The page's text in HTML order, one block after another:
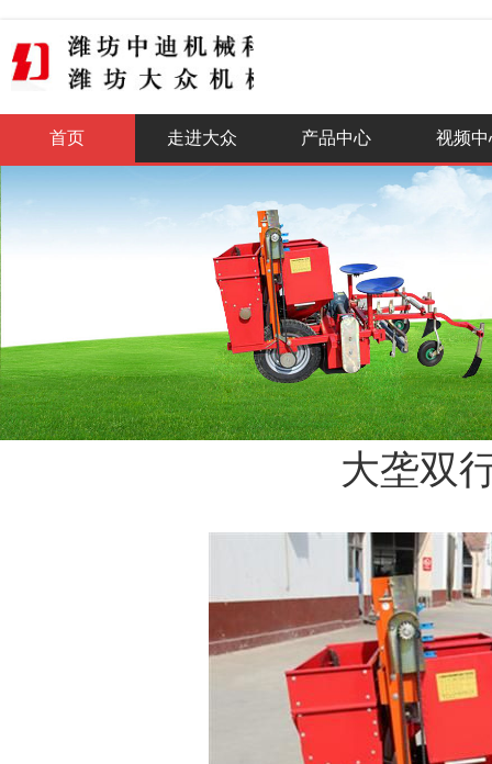
全国咨询热线
400-0515-888
首页 走进大众 产品中心 视频中
大垄双